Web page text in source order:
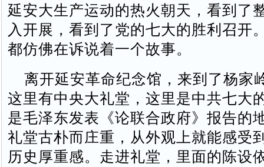
延安大生产运动的热火朝天，看到了
入开展，看到了党的七大的胜利召开
都仿佛在诉说着一个故事。
离开延安革命纪念馆，来到了杨家
这里有中央大礼堂，这里是中共七大
是毛泽东发表《论联合政府》报告的
礼堂古朴而庄重，从外观上就能感受
历史厚重感。走进礼堂，里面的陈设